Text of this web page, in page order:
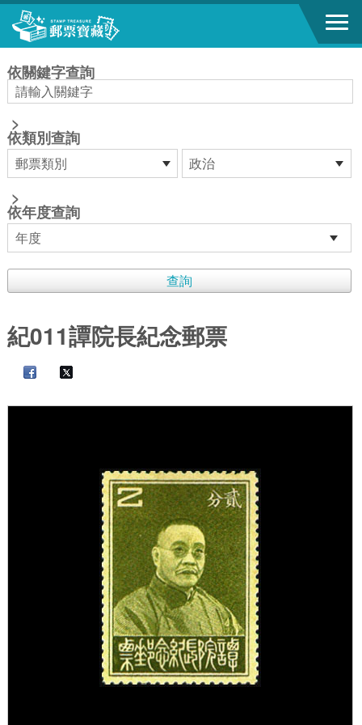
跳到主要內容區塊
依關鍵字查詢
>
依類別查詢
>
依年度查詢
紀011譚院長紀念郵票